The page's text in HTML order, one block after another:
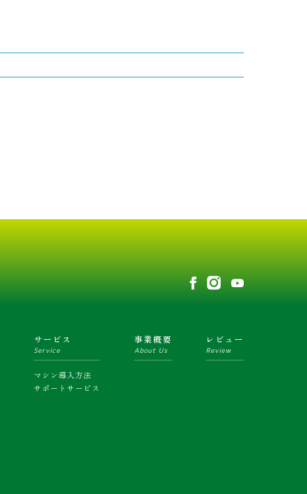
サービス
Service
マシン導入方法
サポートサービス
事業概要
About Us
レビュー
Review